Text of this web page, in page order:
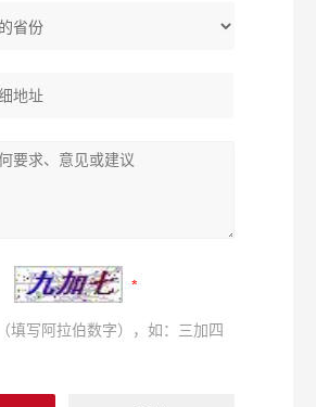
填写阿拉伯数字），如：三加四